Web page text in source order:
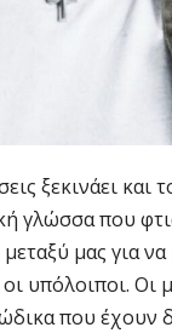
ξεκινάει και
γλώσσα που
μας για
υπόλοιποι. Οι
που έχουν